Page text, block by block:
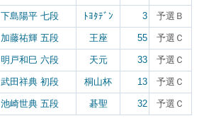
下島陽平 七段 ﾄﾖﾀﾃﾞﾝ 3 予選Ｂ
加藤祐輝 五段 王座 55 予選Ｃ
明戸和巳 六段 天元 33 予選Ｃ
武田祥典 初段 桐山杯 13 予選Ｃ
池崎世典 五段 碁聖 32 予選Ｃ